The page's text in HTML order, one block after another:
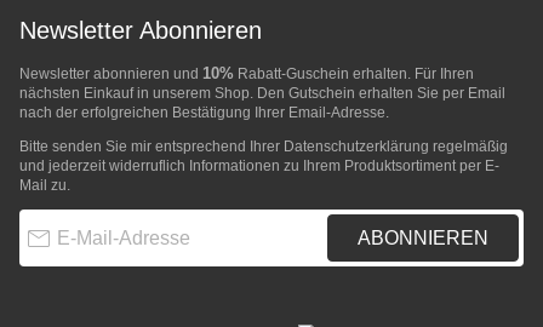
Newsletter Abonnieren
Newsletter abonnieren und 10% Rabatt-Guschein erhalten. Für Ihren
nächsten Einkauf in unserem Shop. Den Gutschein erhalten Sie per Email
nach der erfolgreichen Bestätigung Ihrer Email-Adresse.
Bitte senden Sie mir entsprechend Ihrer Datenschutzerklärung regelmäßig
und jederzeit widerruflich Informationen zu Ihrem Produktsortiment per E-
Mail zu.
ABONNIEREN